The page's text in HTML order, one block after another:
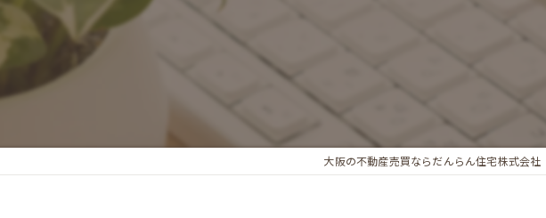
大阪の不動産売買ならだんらん住宅株式会社